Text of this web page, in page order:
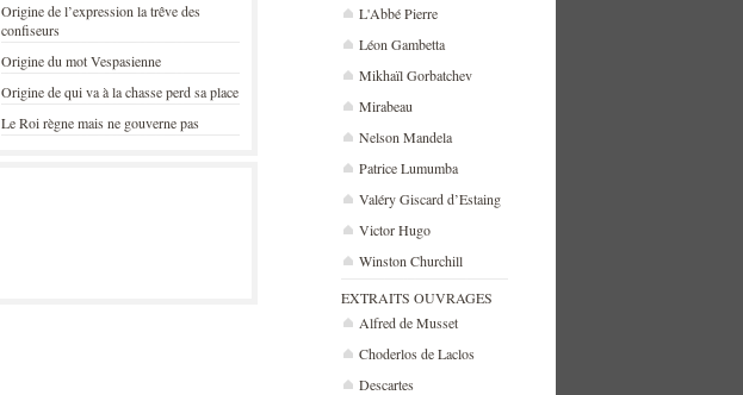
L'Abbé Pierre
Léon Gambetta
Mikhaïl Gorbatchev
Mirabeau
Nelson Mandela
Patrice Lumumba
Valéry Giscard d’Estaing
Victor Hugo
Winston Churchill
EXTRAITS OUVRAGES
Alfred de Musset
Choderlos de Laclos
Descartes
Origine de l’expression la trêve des
confiseurs
Origine du mot Vespasienne
Origine de qui va à la chasse perd sa place
Le Roi règne mais ne gouverne pas